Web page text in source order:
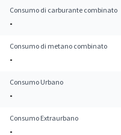
Consumo di carburante combinato
-
Consumo di metano combinato
-
Consumo Urbano
-
Consumo Extraurbano
-